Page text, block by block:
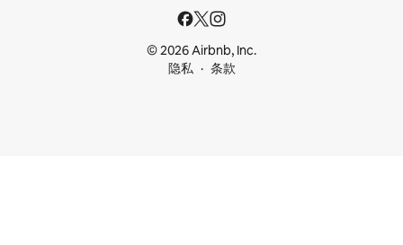
© 2026 Airbnb, Inc.
隐私
条款